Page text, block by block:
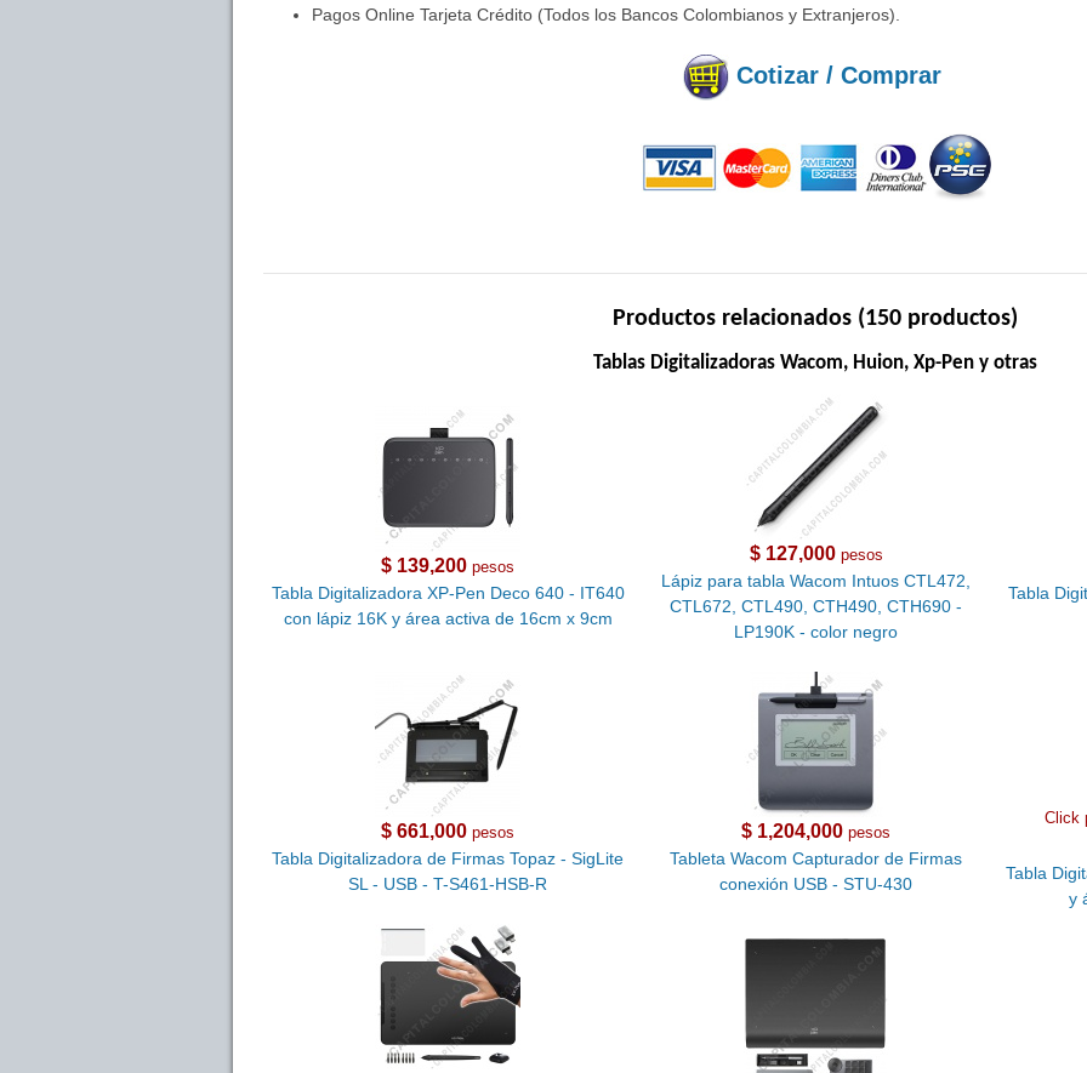
Pagos Online Tarjeta Crédito (Todos los Bancos Colombianos y Extranjeros).
Cotizar / Comprar
Productos relacionados (150 productos)
Tablas Digitalizadoras Wacom, Huion, Xp-Pen y otras
$ 139,200 pesos
Tabla Digitalizadora XP-Pen Deco 640 - IT640
con lápiz 16K y área activa de 16cm x 9cm
$ 127,000pesos
Lápiz para tabla Wacom Intuos CTL472,
CTL672, CTL490, CTH490, CTH690 -
LP190K - color negro
Tabla
$ 661,000 pesos
Tabla Digitalizadora de Firmas Topaz - SigLite
SL - USB - T-S461-HSB-R
$ 1,204,000 pesos
Tableta Wacom Capturador de Firmas
conexión USB - STU-430
Click
Tabla
y